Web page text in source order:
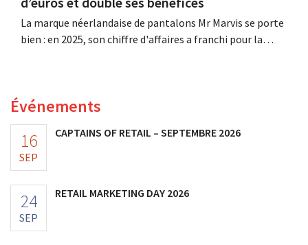
La marque néerlandaise de pantalons Mr Marvis se porte
bien : en 2025, son chiffre d'affaires a franchi pour la
Événements
16
SEP
CAPTAINS OF RETAIL – SEPTEMBRE 2026
24
SEP
RETAIL MARKETING DAY 2026